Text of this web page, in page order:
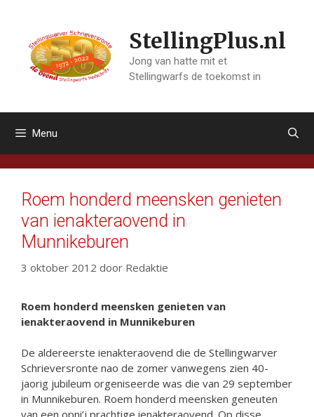
inhoud
StellingPlus.nl
Jong van hatte mit et
Stellingwarfs de toekomst in
Menu
Roem honderd meensken genieten
van ienakteraovend in
Munnikeburen
3 oktober 2012 door Redaktie
Roem honderd meensken genieten van
ienakteraovend in Munnikeburen
De aldereerste ienakteraovend die de Stellingwarver
Schrieversronte nao de zomer vanwegens zien 40-
jaorig jubileum orgeniseerde was die van 29 september
in Munnikeburen. Roem honderd meensken geneuten
van een opni’j prachtige ienakteraovend. Op disse